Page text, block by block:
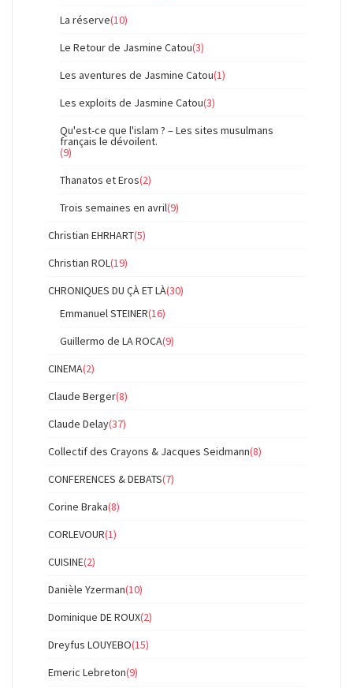
La réserve(10)
Le Retour de Jasmine Catou(3)
Les aventures de Jasmine Catou(1)
Les exploits de Jasmine Catou(3)
Qu'est-ce que l'islam ? – Les sites musulmans
français le dévoilent.
(9)
Thanatos et Eros(2)
Trois semaines en avril(9)
Christian EHRHART(5)
Christian ROL (19)
CHRONIQUES DU ÇÀ ET LÀ(30)
Emmanuel STEINER(16)
Guillermo de LA ROCA(9)
CINEMA(2)
Claude Berger(8)
Claude Delay(37)
Collectif des Crayons & Jacques Seidmann(8)
CONFERENCES & DEBATS(7)
Corine Braka(8)
CORLEVOUR(1)
CUISINE(2)
Danièle Yzerman(10)
Dominique DE ROUX(2)
Dreyfus LOUYEBO(15)
Emeric Lebreton(9)